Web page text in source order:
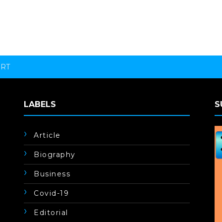
LABELS
Article
Biography
Business
Covid-19
Editorial